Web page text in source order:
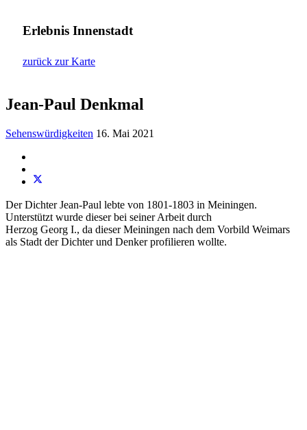
Erlebnis Innenstadt
zurück zur Karte
Jean-Paul Denkmal
Sehenswürdigkeiten 16. Mai 2021
Der Dichter Jean-Paul lebte von 1801-1803 in Meiningen.
Unterstützt wurde dieser bei seiner Arbeit durch
Herzog Georg I., da dieser Meiningen nach dem Vorbild Weimars
als Stadt der Dichter und Denker profilieren wollte.